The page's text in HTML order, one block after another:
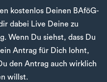
kostenlos Deinen BAföG-
dabei Live Deine zu
Wenn Du siehst, dass Du
Antrag für Dich lohnt,
den Antrag auch wirklich
willst.